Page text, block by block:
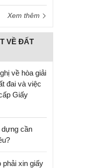
Xem thêm
VỀ ĐẤT
về hòa giải
đai và việc
Giấy
dựng cần
phải xin giấy